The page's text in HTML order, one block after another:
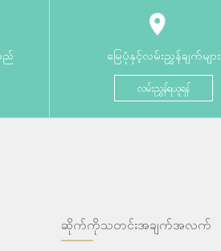
ည် မြေပုံနှင့်လမ်းညွှန်ချက်များ
လမ်းညွှန်ရယူရန်
ဆိုက်ကိုသတင်းအချက်အလက်